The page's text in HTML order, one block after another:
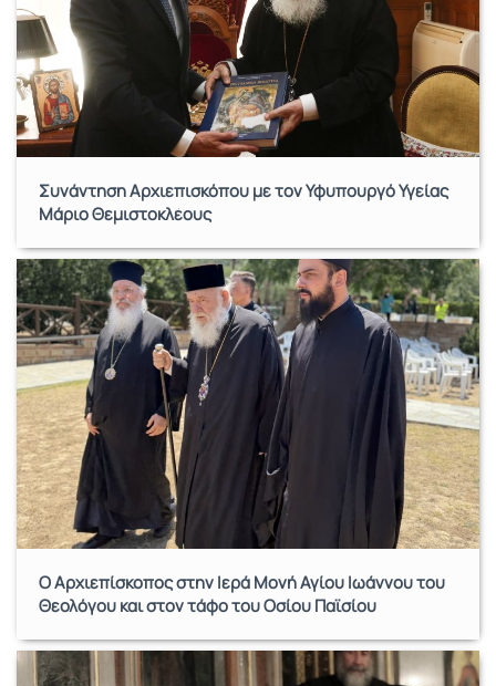
Συνάντηση Αρχιεπισκόπου με τον Υφυπουργό Υγείας
Μάριο Θεμιστοκλέους
Ο Αρχιεπίσκοπος στην Ιερά Μονή Αγίου Ιωάννου του
Θεολόγου και στον τάφο του Οσίου Παϊσίου